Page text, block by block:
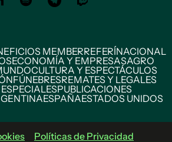
MEMBERREFERÍNACIONAL
ECONOMÍA Y EMPRESASAGRO
CULTURA Y ESPECTÁCULOS
FÚNEBRESREMATES Y LEGALES
PUBLICACIONES
ESPAÑAESTADOS UNIDOS
Políticas de Privacidad